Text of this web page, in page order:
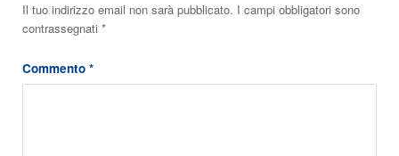
Il tuo indirizzo email non sarà pubblicato. I campi obbligatori sono
contrassegnati *
Commento *